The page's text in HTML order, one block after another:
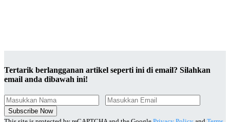
Tertarik berlangganan artikel seperti ini di email? Silahkan
email anda dibawah ini!
Subscribe Now